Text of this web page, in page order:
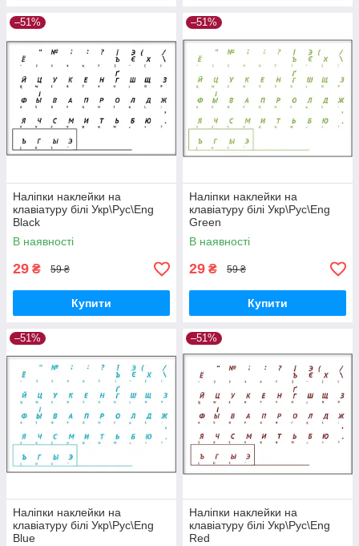
–51%
Наліпки наклейки на
клавіатуру білі Укр\Рус\Eng
Black
В наявності
29 ₴ 59 ₴
Купити
–51%
Наліпки наклейки на
клавіатуру білі Укр\Рус\Eng
Green
В наявності
29 ₴ 59 ₴
Купити
–51%
Наліпки наклейки на
клавіатуру білі Укр\Рус\Eng
Blue
–51%
Наліпки наклейки на
клавіатуру білі Укр\Рус\Eng
Red